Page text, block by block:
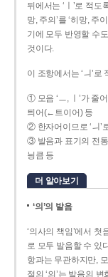
뒤에서는 ‘ㅣ’로 적도
망, 주의’를 ‘히망, 주
기에 모두 반영할 수도
것이다.
이 조항에서는 ‘ㅢ’
① 모음 ‘ㅡ, ㅣ’가 줄
틔어(←트이어) 등
② 한자어이므로 ‘ㅢ’
③ 발음과 표기의 전통
닁큼 등
더 알아보기
‘의’의 발음
‘의사의 책임’에서 첫
로 모두 발음할 수 있
항과는 무관하지만,
절의 ‘의’는 발음의